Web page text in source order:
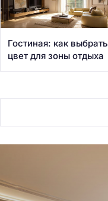
Гостиная: как выбрать
цвет для зоны отдыха